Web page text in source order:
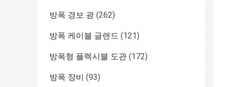
방폭 경보 광 (262)
방폭 케이블 글랜드 (121)
방폭형 플렉시블 도관 (172)
방폭 장비 (93)